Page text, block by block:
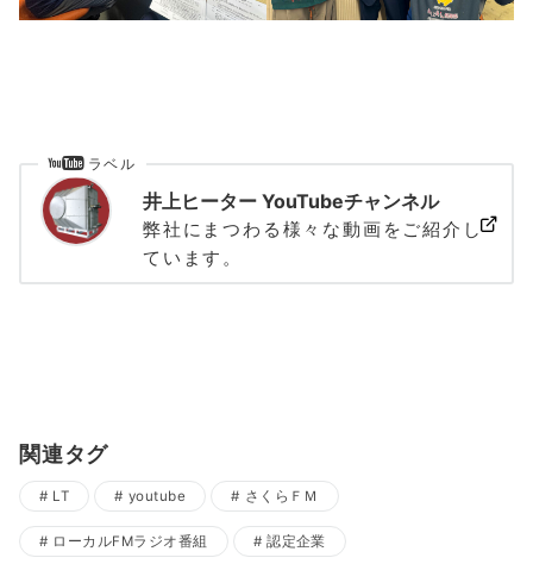
ラベル
井上ヒーター YouTubeチャンネル
弊社にまつわる様々な動画をご紹介し
ています。
関連タグ
LT youtube さくらＦＭ
ローカルFMラジオ番組 認定企業